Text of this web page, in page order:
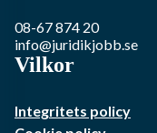
08-67 874 20
info@juridikjobb.se
Vilkor
Integritets policy